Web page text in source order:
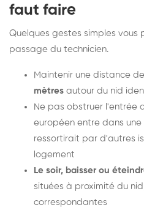
faut faire
Quelques gestes simples
passage du technicien.
Maintenir une distance
mètres autour du nid
Ne pas obstruer l'entrée
européen entre dans
ressortirait par d'autres
logement
Le soir, baisser ou
situées à proximité du
correspondantes